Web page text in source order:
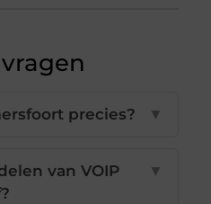
precies? ▼
van VOIP
▼